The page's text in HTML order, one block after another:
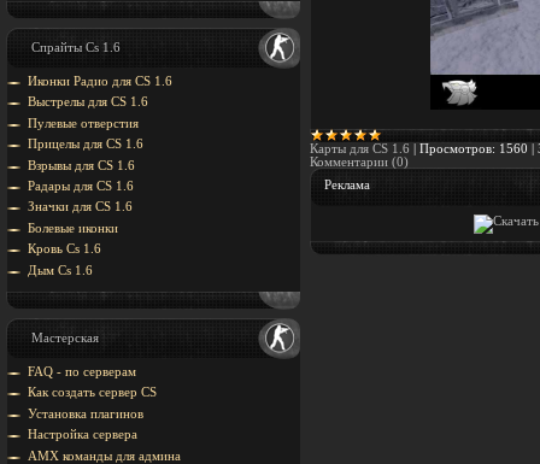
Спрайты Cs 1.6
Иконки Радио для CS 1.6
Выстрелы для CS 1.6
Пулевые отверстия
Прицелы для CS 1.6
Взрывы для CS 1.6
Радары для CS 1.6
Значки для CS 1.6
Болевые иконки
Кровь Cs 1.6
Дым Cs 1.6
Мастерская
FAQ - по серверам
Как создать сервер CS
Установка плагинов
Настройка сервера
AMX команды для админа
Карты для CS 1.6 Просмотров: 1560
Комментарии (0)
Реклама